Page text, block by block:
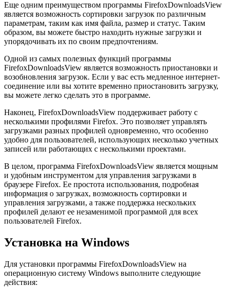
Еще одним преимуществом программы FirefoxDownloadsView
является возможность сортировки загрузок по различным
параметрам, таким как имя файла, размер и статус. Таким
образом, вы можете быстро находить нужные загрузки и
упорядочивать их по своим предпочтениям.
Одной из самых полезных функций программы
FirefoxDownloadsView является возможность приостановки и
возобновления загрузок. Если у вас есть медленное интернет-
соединение или вы хотите временно приостановить загрузку,
вы можете легко сделать это в программе.
Наконец, FirefoxDownloadsView поддерживает работу с
несколькими профилями Firefox. Это позволяет управлять
загрузками разных профилей одновременно, что особенно
удобно для пользователей, использующих несколько учетных
записей или работающих с несколькими проектами.
В целом, программа FirefoxDownloadsView является мощным
и удобным инструментом для управления загрузками в
браузере Firefox. Ее простота использования, подробная
информация о загрузках, возможность сортировки и
управления загрузками, а также поддержка нескольких
профилей делают ее незаменимой программой для всех
пользователей Firefox.
Установка на Windows
Для установки программы FirefoxDownloadsView на
операционную систему Windows выполните следующие
действия: